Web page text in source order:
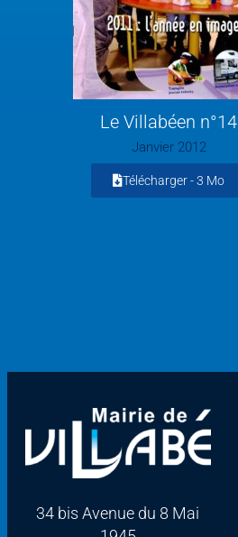
Le Villabéen n°14
Janvier 2012
Télécharger -3 Mo
34 bis Avenue du 8 Mai